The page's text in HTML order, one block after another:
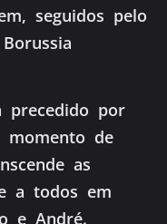
seguidos pelo
precedido por
de
as
a todos em
e André.